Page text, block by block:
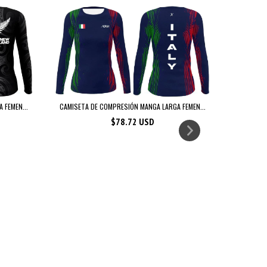
CAMISETA DE COMPRESIÓN MANGA LARGA FEMEN...
$78.72 USD